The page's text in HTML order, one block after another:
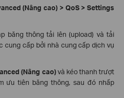
(Nâng cao) > QoS > Settings
băng thông tải lên (upload) và tải
cung cấp bởi nhà cung cấp dịch vụ
(Nâng cao)và kéo thanh trượt
ưu tiên băng thông, sau đó nhấp